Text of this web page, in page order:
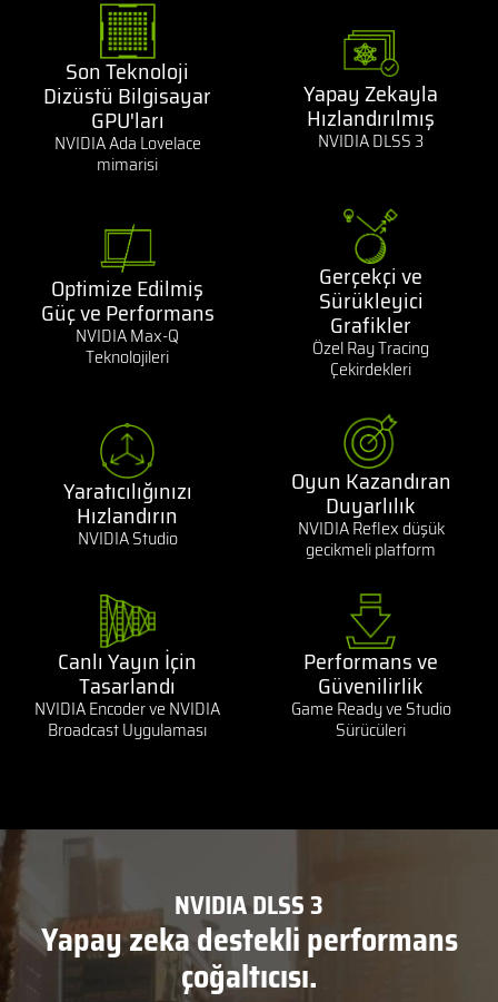
Son Teknoloji
Dizüstü Bilgisayar
GPU'ları
NVIDIA Ada Lovelace
mimarisi
Yapay Zekayla
Hızlandırılmış
NVIDIA DLSS 3
Optimize Edilmiş
Güç ve Performans
NVIDIA Max-Q
Teknolojileri
Gerçekçi ve
Sürükleyici
Grafikler
Özel Ray Tracing
Çekirdekleri
Yaratıcılığınızı
Hızlandırın
NVIDIA Studio
Oyun Kazandıran
Duyarlılık
NVIDIA Reflex düşük
gecikmeli platform
Canlı Yayın İçin
Tasarlandı
NVIDIA Encoder ve NVIDIA
Broadcast Uygulaması
Performans ve
Güvenilirlik
Game Ready ve Studio
Sürücüleri
NVIDIA DLSS 3
Yapay zeka destekli performans
çoğaltıcısı.